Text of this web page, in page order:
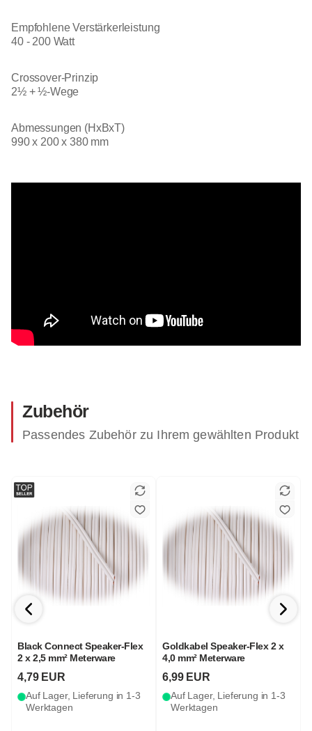
Empfohlene Verstärkerleistung
40 - 200 Watt
Crossover-Prinzip
2½ + ½-Wege
Abmessungen (HxBxT)
990 x 200 x 380 mm
Zubehör
Passendes Zubehör zu Ihrem gewählten Produkt
Black Connect Speaker-Flex
2 x 2,5 mm² Meterware
4,79 EUR
Auf Lager, Lieferung in 1-3
Werktagen
Goldkabel Speaker-Flex 2 x
4,0 mm² Meterware
6,99 EUR
Auf Lager, Lieferung in 1-3
Werktagen